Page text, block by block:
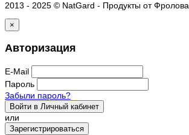
2013 - 2025 © NatGard - Продукты от Фролова
×
Авторизация
E-Mail
Пароль
Забыли пароль?
Войти в Личный кабинет
или
Зарегистрироваться